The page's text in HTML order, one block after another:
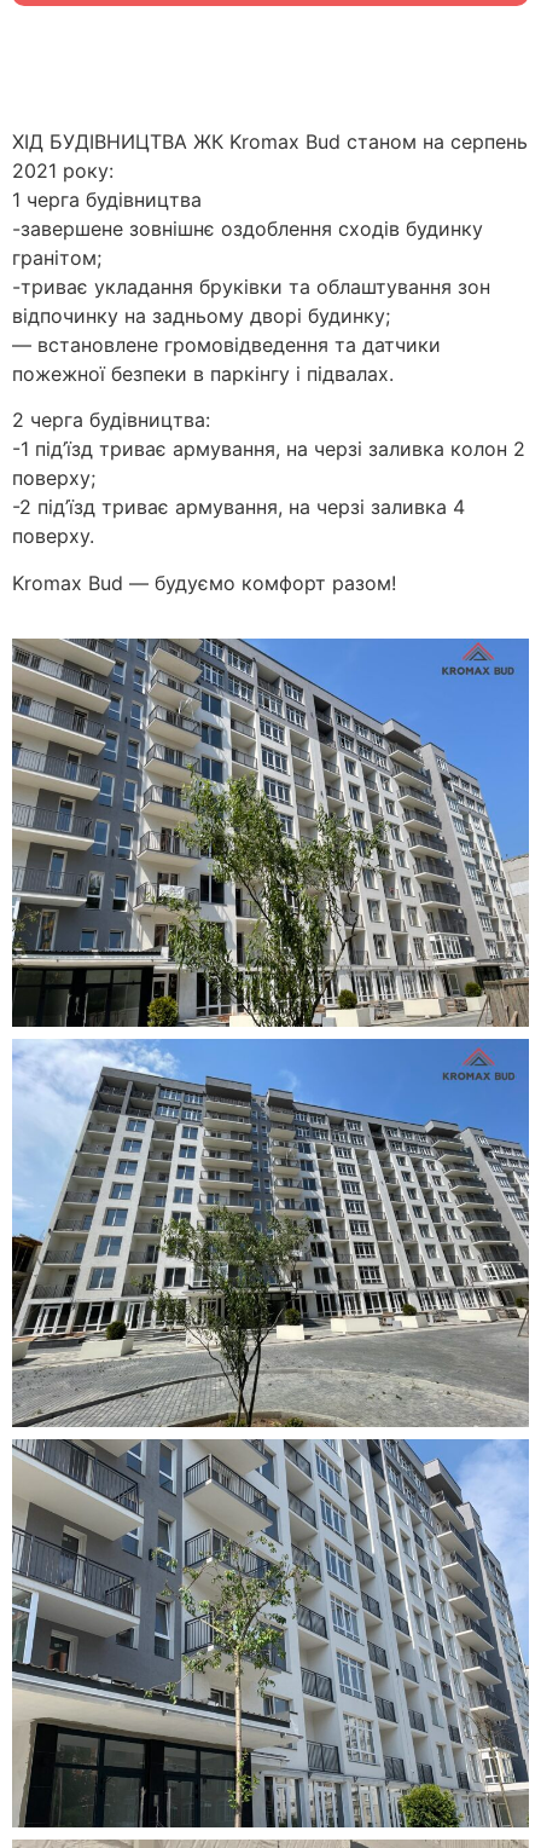
ХІД БУДІВНИЦТВА ЖК Kromax Bud станом на серпень
2021 року:
1 черга будівництва
-завершене зовнішнє оздоблення сходів будинку
гранітом;
-триває укладання бруківки та облаштування зон
відпочинку на задньому дворі будинку;
— встановлене громовідведення та датчики
пожежної безпеки в паркінгу і підвалах.
2 черга будівництва:
-1 під’їзд триває армування, на черзі заливка колон 2
поверху;
-2 під’їзд триває армування, на черзі заливка 4
поверху.
Kromax Bud — будуємо комфорт разом!